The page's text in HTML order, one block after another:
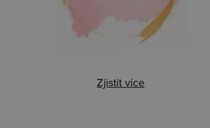
Zjistit více